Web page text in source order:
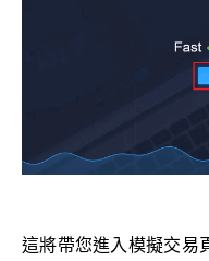
這將帶您進入模擬交易